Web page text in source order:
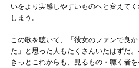
いをより実感しやすいものへと変えて
しまう。
この歌を聴いて、「彼女のファンで良
た」と思った人もたくさんいたはずだ
きっとこれからも、見るもの・聴く者